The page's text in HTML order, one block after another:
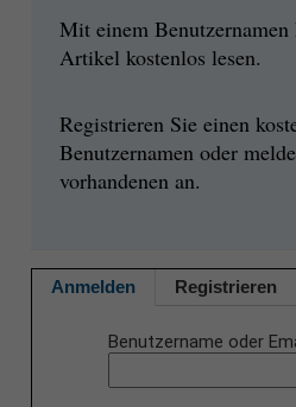
Mit einem Benutzernamen
Artikel kostenlos lesen.
Registrieren Sie einen
Benutzernamen oder
vorhandenen an.
Anmelden Registrieren
Benutzername oder